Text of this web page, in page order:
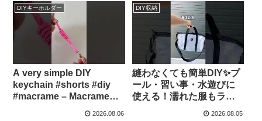
How to make a wind
chime ふうりん 涼を呼ぶ
インテリア – 簡単結び方
辞典 / How to tie
DIYキーホルダー
A very simple DIY
keychain #shorts #diy
#macrame – Macrame
2026.08.06
DIY収納
縫わなくても簡単DIY✨プ
ール・習い事・水遊びに
使える！濡れた服もラク
2026.08.05